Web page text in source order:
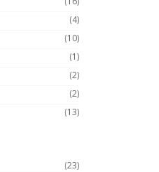
(4)
(10)
(1)
(2)
(2)
(13)
(23)